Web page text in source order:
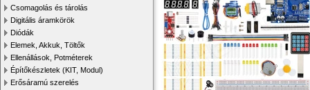
Csomagolás és tárolás
Digitális áramkörök
Diódák
Elemek, Akkuk, Töltők
Ellenállások, Potméterek
Építőkészletek (KIT, Modul)
Erősáramú szerelés